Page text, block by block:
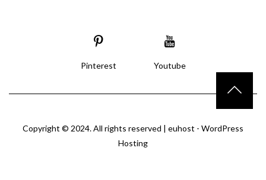
Pinterest Youtube
Copyright © 2024. All rights reserved | euhost - WordPress
Hosting